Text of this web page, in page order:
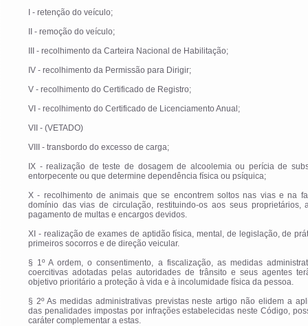
I - retenção do veículo;
II - remoção do veículo;
III - recolhimento da Carteira Nacional de Habilitação;
IV - recolhimento da Permissão para Dirigir;
V - recolhimento do Certificado de Registro;
VI - recolhimento do Certificado de Licenciamento Anual;
VII - (VETADO)
VIII - transbordo do excesso de carga;
IX - realização de teste de dosagem de alcoolemia ou perícia de
entorpecente ou que determine dependência física ou psíquica;
X - recolhimento de animais que se encontrem soltos nas vias e na
domínio das vias de circulação, restituindo-os aos seus proprietários,
pagamento de multas e encargos devidos.
XI - realização de exames de aptidão física, mental, de legislação, de
primeiros socorros e de direção veicular.
§ 1º A ordem, o consentimento, a fiscalização, as medidas
coercitivas adotadas pelas autoridades de trânsito e seus agentes
objetivo prioritário a proteção à vida e à incolumidade física da pessoa.
§ 2º As medidas administrativas previstas neste artigo não elidem a
das penalidades impostas por infrações estabelecidas neste Código,
caráter complementar a estas.